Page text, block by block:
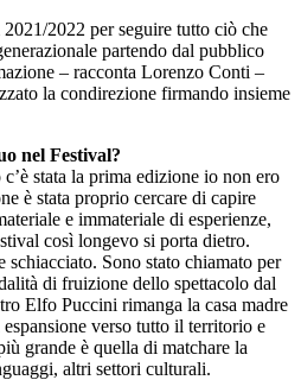
2022 per seguire tutto ciò che
partendo dal pubblico
– racconta Lorenzo Conti –
la condirezione firmando insieme
nel Festival?
stata la prima edizione io non ero
è stata proprio cercare di capire
e immateriale di esperienze,
così longevo si porta dietro.
schiacciato. Sono stato chiamato per
di fruizione dello spettacolo dal
Elfo Puccini rimanga la casa madre
verso tutto il territorio e
grande è quella di matchare la
altri settori culturali.